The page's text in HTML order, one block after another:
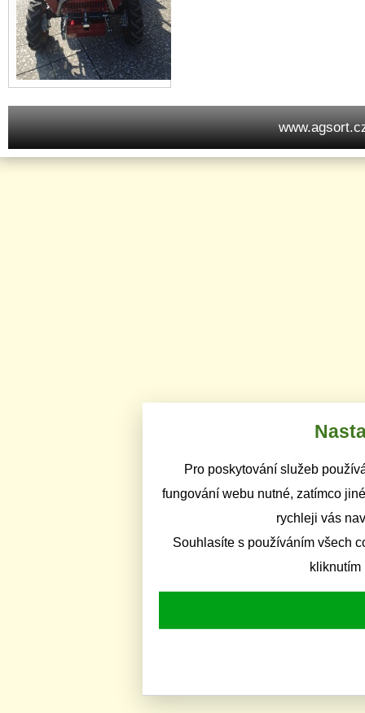
Pro poskytování služeb
fungování webu nutné, zatímco
rychleji vás
Souhlasíte s používáním všech
kliknutím